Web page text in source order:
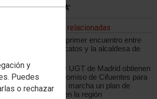
y
Puedes
o rechazar
Noticias relacionadas
Positivo primer encuentro entre
los sindicatos y la alcaldesa de
CCOO y UGT de Madrid obtienen
el compromiso de Cifuentes para
poner en marcha un plan de
empleo en la región